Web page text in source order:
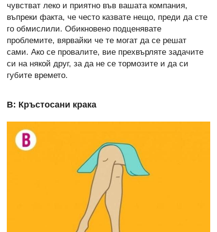
чувстват леко и приятно във вашата компания,
въпреки факта, че често казвате нещо, преди да сте
го обмислили. Обикновено подценявате
проблемите, вярвайки че те могат да се решат
сами. Ако се провалите, вие прехвърляте задачите
си на някой друг, за да не се тормозите и да си
губите времето.
B: Кръстосани крака